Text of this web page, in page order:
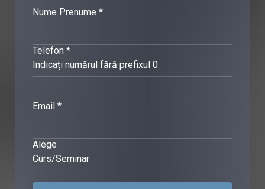
Nume Prenume *
Telefon *
Indicați numărul fără prefixul 0
Email *
Alege
Curs/Seminar